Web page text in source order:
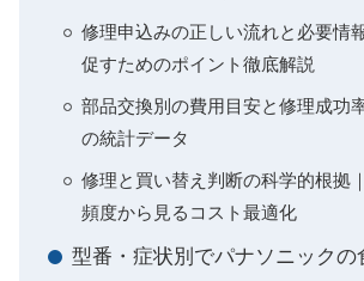
修理申込みの正しい流れと必要情
促すためのポイント徹底解説
部品交換別の費用目安と修理成功
の統計データ
修理と買い替え判断の科学的根拠
頻度から見るコスト最適化
型番・症状別でパナソニックの